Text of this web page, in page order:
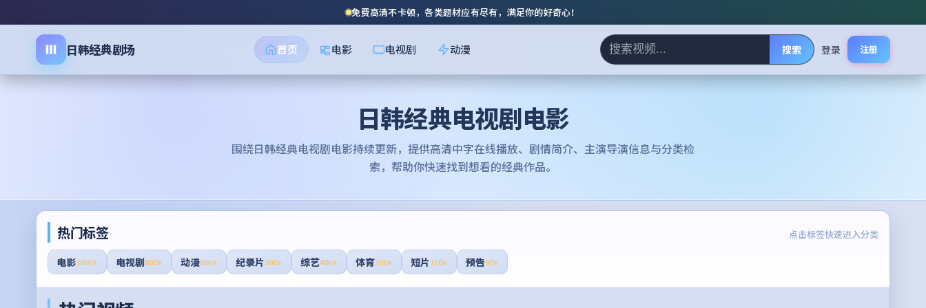
免费高清不卡顿，各类题材应有尽有，满足你的好奇心！
日韩经典剧场 首页 电影 电视剧 动漫 搜索 登录 注册
日韩经典电视剧电影
围绕日韩经典电视剧电影持续更新，提供高清中字在线播放、剧情简介、主演导演信息与分类检
索，帮助你快速找到想看的经典作品。
热门标签 点击标签快速进入分类
电影1000+ 电视剧800+ 动漫600+ 纪录片300+ 综艺400+ 体育200+ 短片150+ 预告90+